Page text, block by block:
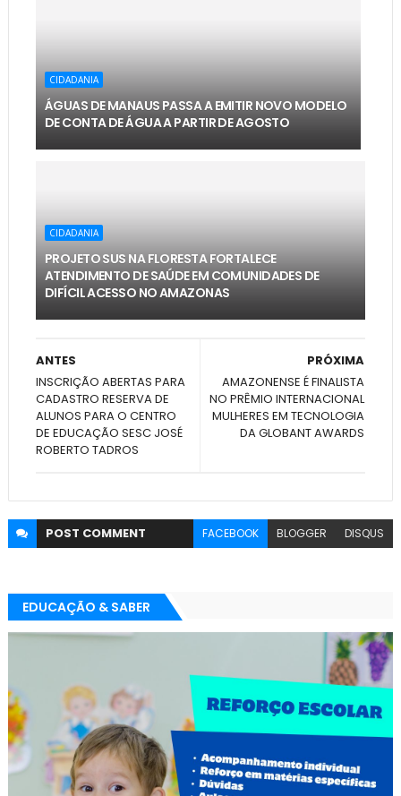
CIDADANIA
ÁGUAS DE MANAUS PASSA A EMITIR NOVO MODELO
DE CONTA DE ÁGUA A PARTIR DE AGOSTO
CIDADANIA
PROJETO SUS NA FLORESTA FORTALECE
ATENDIMENTO DE SAÚDE EM COMUNIDADES DE
DIFÍCIL ACESSO NO AMAZONAS
PRÓXIMA
AMAZONENSE É FINALISTA
NO PRÊMIO INTERNACIONAL
MULHERES EM TECNOLOGIA
DA GLOBANT AWARDS
ANTES
INSCRIÇÃO ABERTAS PARA
CADASTRO RESERVA DE
ALUNOS PARA O CENTRO
DE EDUCAÇÃO SESC JOSÉ
ROBERTO TADROS
POST COMMENT FACEBOOK BLOGGER DISQUS
EDUCAÇÃO & SABER